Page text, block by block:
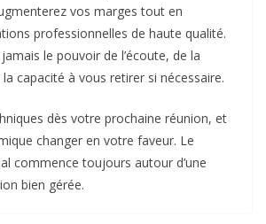
vos marges tout en
professionnelles de haute qualité.
le pouvoir de l’écoute, de la
capacité à vous retirer si nécessaire.
dès votre prochaine réunion, et
changer en votre faveur. Le
commence toujours autour d’une
bien gérée.